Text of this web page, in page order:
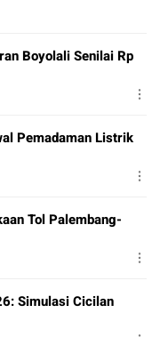
Boyolali Senilai Rp
Pemadaman Listrik
Tol Palembang-
Simulasi Cicilan